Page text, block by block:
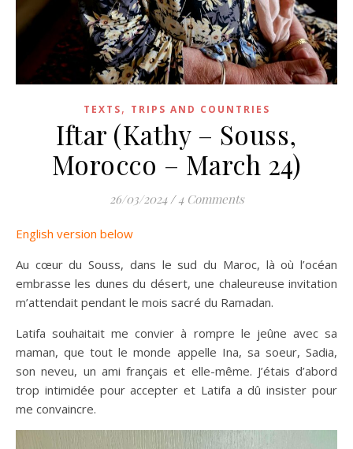
TEXTS, TRIPS AND COUNTRIES
Iftar (Kathy – Souss,
Morocco – March 24)
26/03/2024 / 4 Comments
English version below
Au cœur du Souss, dans le sud du Maroc, là où l’océan
embrasse les dunes du désert, une chaleureuse invitation
m’attendait pendant le mois sacré du Ramadan.
Latifa souhaitait me convier à rompre le jeûne avec sa
maman, que tout le monde appelle Ina, sa soeur, Sadia,
son neveu, un ami français et elle-même. J’étais d’abord
trop intimidée pour accepter et Latifa a dû insister pour
me convaincre.